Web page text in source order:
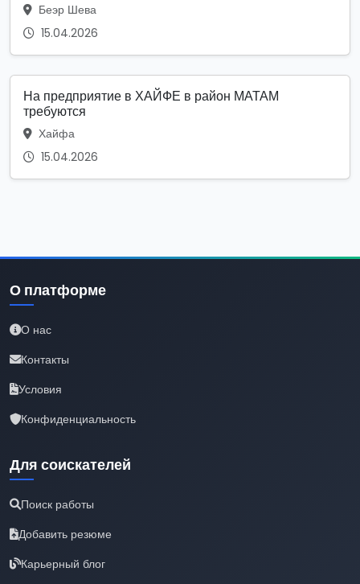
Беэр Шева
15.04.2026
На предприятие в ХАЙФЕ в район МАТАМ
требуются
Хайфа
15.04.2026
О платформе
О нас
Контакты
Условия
Конфиденциальность
Для соискателей
Поиск работы
Добавить резюме
Карьерный блог